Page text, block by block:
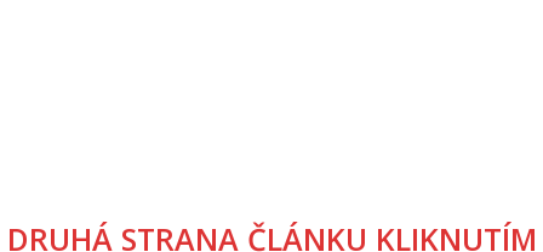
DRUHÁ STRANA ČLÁNKU KLIKNUTÍM